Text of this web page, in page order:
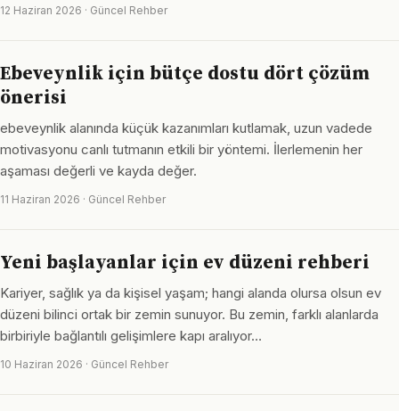
12 Haziran 2026 · Güncel Rehber
Ebeveynlik için bütçe dostu dört çözüm
önerisi
ebeveynlik alanında küçük kazanımları kutlamak, uzun vadede
motivasyonu canlı tutmanın etkili bir yöntemi. İlerlemenin her
aşaması değerli ve kayda değer.
11 Haziran 2026 · Güncel Rehber
Yeni başlayanlar için ev düzeni rehberi
Kariyer, sağlık ya da kişisel yaşam; hangi alanda olursa olsun ev
düzeni bilinci ortak bir zemin sunuyor. Bu zemin, farklı alanlarda
birbiriyle bağlantılı gelişimlere kapı aralıyor…
10 Haziran 2026 · Güncel Rehber